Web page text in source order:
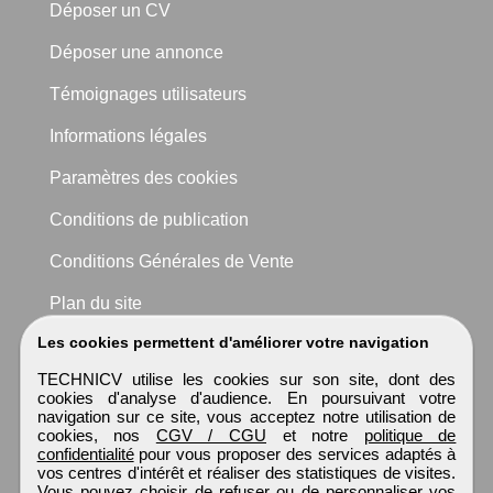
Les cookies permettent d'améliorer votre navigation
TECHNICV utilise les cookies sur son site, dont des
cookies d'analyse d'audience. En poursuivant votre
navigation sur ce site, vous acceptez notre utilisation de
cookies, nos CGV / CGU et notre politique de
confidentialitépour vous proposer des services adaptés à
vos centres d'intérêt et réaliser des statistiques de visites.
Déposer un CV
Déposer une annonce
Témoignages utilisateurs
Informations légales
Paramètres des cookies
Conditions de publication
Conditions Générales de Vente
Plan du site